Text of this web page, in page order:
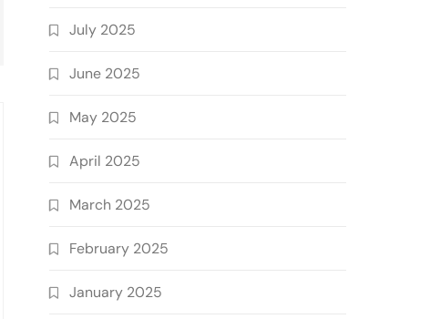
July 2025
June 2025
May 2025
April 2025
March 2025
February 2025
January 2025